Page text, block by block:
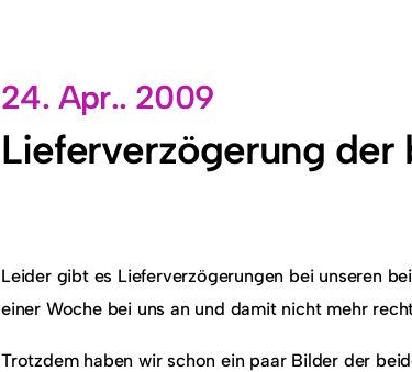
24. Apr.. 2009
Lieferverzögerung der
Leider gibt es Lieferverzögerungen bei unseren
einer Woche bei uns an und damit nicht mehr
Trotzdem haben wir schon ein paar Bilder der